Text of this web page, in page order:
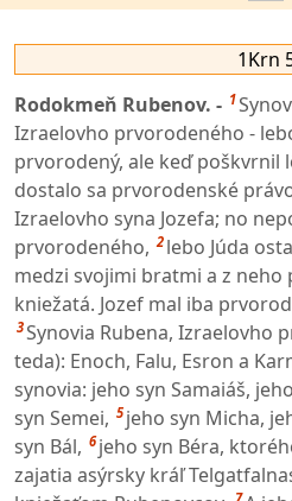
1Krn
Rodokmeň Rubenov. - 1
Izraelovho prvorodeného -
prvorodený, ale keď poškvrnil
dostalo sa prvorodenské
Izraelovho syna Jozefa; no
prvorodeného, 2 lebo Júda
medzi svojimi bratmi a z neho
kniežatá. Jozef mal iba
3Synovia Rubena, Izraelovho
teda): Enoch, Falu, Esron a
synovia: jeho syn Samaiáš,
syn Semei, 5 jeho syn Micha,
syn Bál, 6 jeho syn Béra,
zajatia asýrsky kráľ